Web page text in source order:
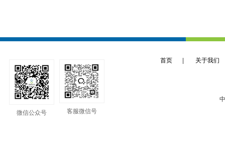
首页 关于我们
微信公众号
客服微信号